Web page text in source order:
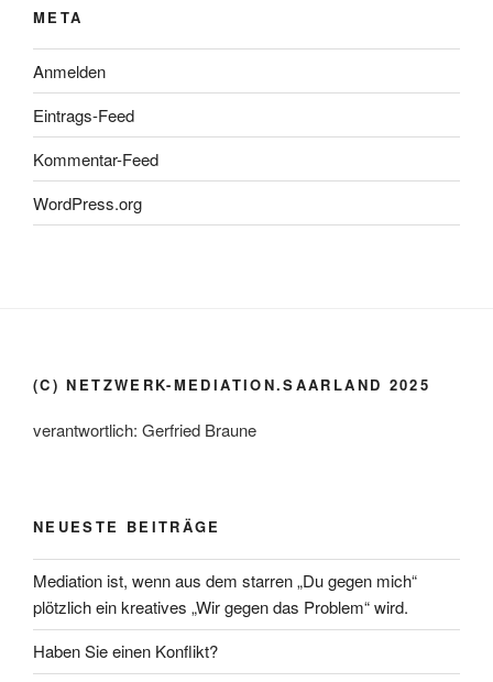
META
Anmelden
Eintrags-Feed
Kommentar-Feed
WordPress.org
(C) NETZWERK-MEDIATION.SAARLAND 2025
verantwortlich: Gerfried Braune
NEUESTE BEITRÄGE
Mediation ist, wenn aus dem starren „Du gegen mich“
plötzlich ein kreatives „Wir gegen das Problem“ wird.
Haben Sie einen Konflikt?